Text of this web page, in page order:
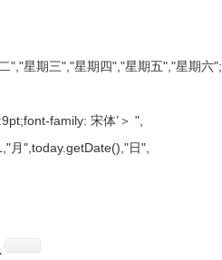
星期三","星期四","星期五","星期六";
family: 宋体’＞ ",
",today.getDate(),"日",